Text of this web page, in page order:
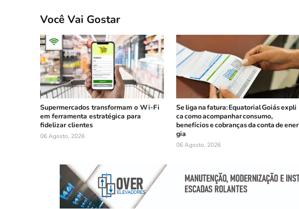
Você Vai Gostar
Supermercados transformam o Wi-Fi
em ferramenta estratégica para
fidelizar clientes
06 Agosto, 2026
Se liga na fatura: Equatorial Goiás expli
ca como acompanhar consumo,
benefícios e cobranças da conta de ener
gia
06 Agosto, 2026